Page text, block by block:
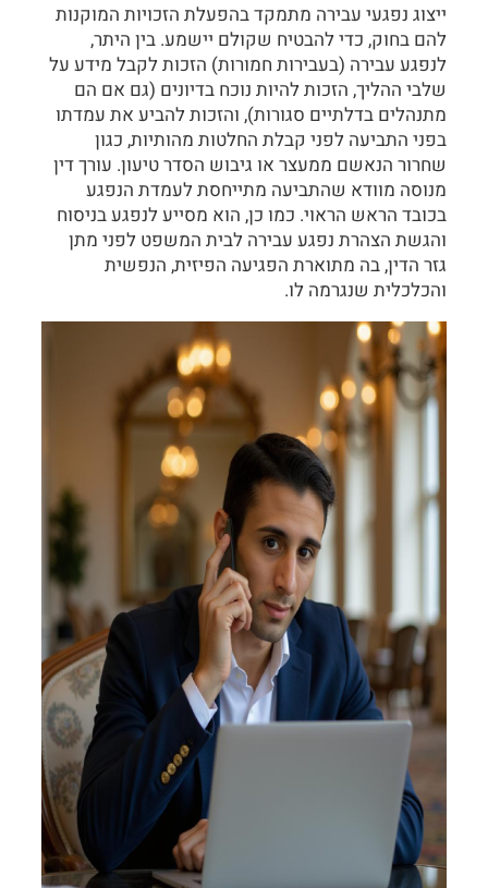
ייצוג נפגעי עבירה מתמקד בהפעלת הזכויות המוקנות
להם בחוק, כדי להבטיח שקולם יישמע. בין היתר,
לנפגע עבירה (בעבירות חמורות) הזכות לקבל מידע על
שלבי ההליך, הזכות להיות נוכח בדיונים (גם אם הם
מתנהלים בדלתיים סגורות), והזכות להביע את עמדתו
בפני התביעה לפני קבלת החלטות מהותיות, כגון
שחרור הנאשם ממעצר או גיבוש הסדר טיעון. עורך דין
מנוסה מוודא שהתביעה מתייחסת לעמדת הנפגע
בכובד הראש הראוי. כמו כן, הוא מסייע לנפגע בניסוח
והגשת הצהרת נפגע עבירה לבית המשפט לפני מתן
גזר הדין, בה מתוארת הפגיעה הפיזית, הנפשית
והכלכלית שנגרמה לו.